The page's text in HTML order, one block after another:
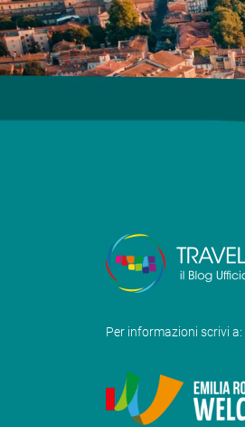
Per informazioni scrivi a: